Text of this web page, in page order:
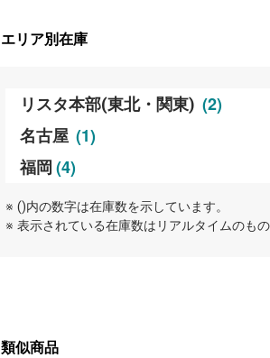
エリア別在庫
リスタ本部(東北・関東) (2)
名古屋 (1)
福岡 (4)
※ ()内の数字は在庫数を示しています。
※ 表示されている在庫数はリアルタイムのも
類似商品